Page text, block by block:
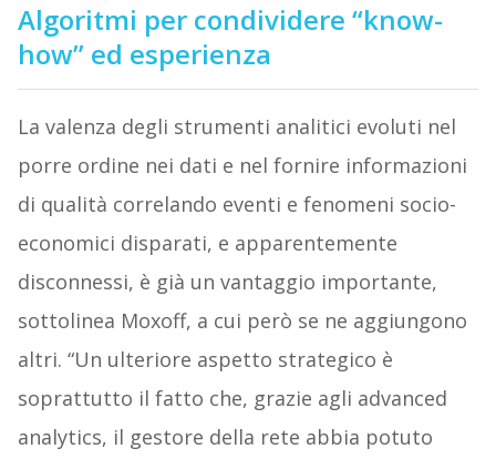
Algoritmi per condividere “know-
how” ed esperienza
La valenza degli strumenti analitici evoluti nel
porre ordine nei dati e nel fornire informazioni
di qualità correlando eventi e fenomeni socio-
economici disparati, e apparentemente
disconnessi, è già un vantaggio importante,
sottolinea Moxoff, a cui però se ne aggiungono
altri. “Un ulteriore aspetto strategico è
soprattutto il fatto che, grazie agli advanced
analytics, il gestore della rete abbia potuto